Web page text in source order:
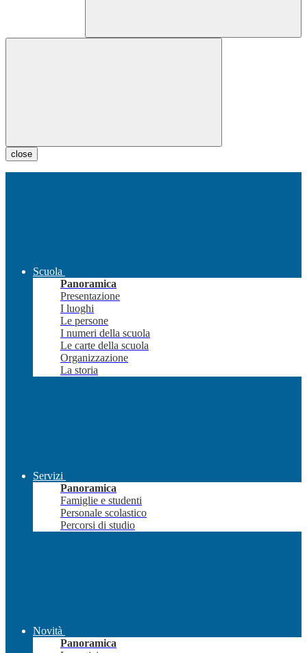
close
Scuola
Panoramica
Presentazione
I luoghi
Le persone
I numeri della scuola
Le carte della scuola
Organizzazione
La storia
Servizi
Panoramica
Famiglie e studenti
Personale scolastico
Percorsi di studio
Novità
Panoramica